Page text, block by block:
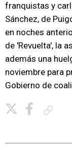
franquistas y
Sánchez, de
en noches
de 'Revuelta', la
además una
noviembre para
Gobierno de